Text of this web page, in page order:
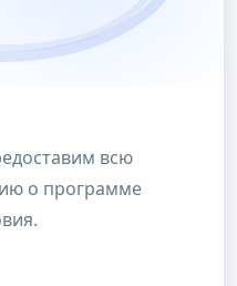
всю
о программе